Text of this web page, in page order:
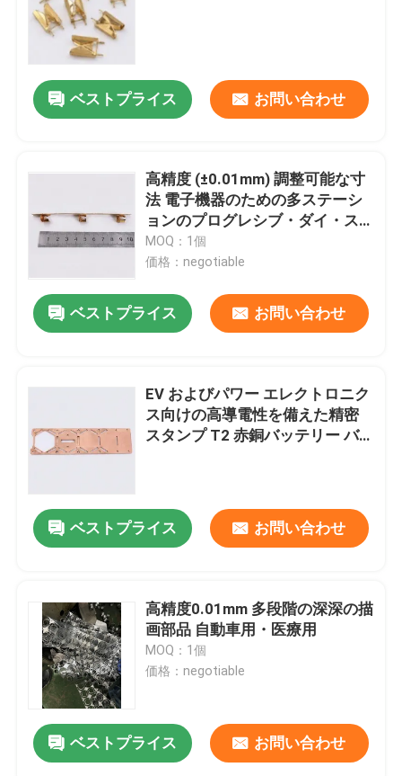
ターミナル ブロックの部品
深いデッサンは死にます
自動車押すダイス
PVケーブル クリップ
春
ベストプライス お問い合わせ
高精度 (±0.01mm) 調整可能な寸
法 電子機器のための多ステーシ
ョンのプログレシブ・ダイ・ス
タンプコンポーネント
MOQ：1個
価格：negotiable
ベストプライス お問い合わせ
EV およびパワー エレクトロニク
ス向けの高導電性を備えた精密
スタンプ T2 赤銅バッテリー バ
ベストプライス お問い合わせ
高精度0.01mm 多段階の深深の描
画部品 自動車用・医療用
MOQ：1個
価格：negotiable
ベストプライス お問い合わせ